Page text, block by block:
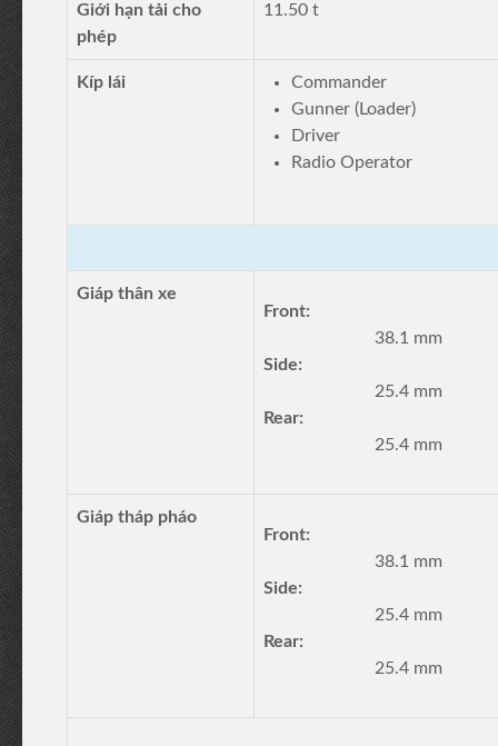
Giới hạn tải cho
phép
11.50 t
Kíp lái
Commander
Gunner (Loader)
Driver
Radio Operator
Giáp thân xe
Front:
38.1 mm
Side:
25.4 mm
Rear:
25.4 mm
Giáp tháp pháo
Front:
38.1 mm
Side:
25.4 mm
Rear:
25.4 mm